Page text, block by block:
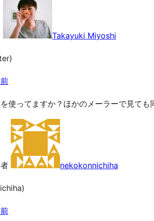
Takayuki Miyoshi
使ってますか？ほかのメーラーで見ても
nekokonnichiha